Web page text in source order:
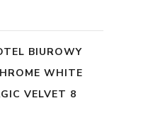
BIUROWY
WHITE
VELVET 8